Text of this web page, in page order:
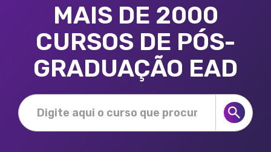
MAIS DE 2000
CURSOS DE PÓS-
GRADUAÇÃO EAD